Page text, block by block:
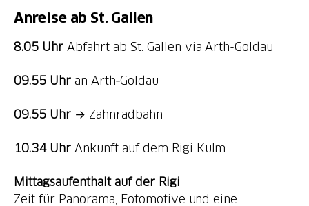
Anreise ab St. Gallen
8.05 Uhr Abfahrt ab St. Gallen via Arth-Goldau
09.55 Uhran Arth‑Goldau
09.55 Uhr → Zahnradbahn
10.34 Uhr Ankunft auf dem Rigi Kulm
Mittagsaufenthalt auf der Rigi
Zeit für Panorama, Fotomotive und eine